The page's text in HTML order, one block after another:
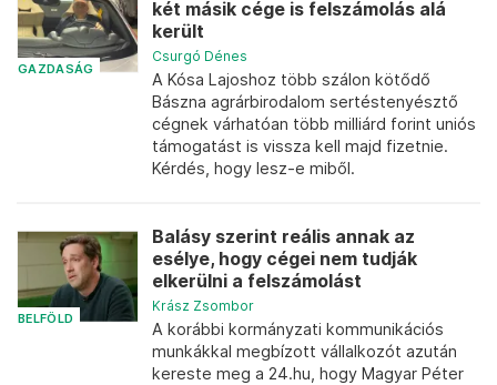
GAZDASÁG
két másik cége is felszámolás alá
került
Csurgó Dénes
A Kósa Lajoshoz több szálon kötődő
Bászna agrárbirodalom sertéstenyésztő
cégnek várhatóan több milliárd forint uniós
támogatást is vissza kell majd fizetnie.
Kérdés, hogy lesz-e miből.
BELFÖLD
Balásy szerint reális annak az
esélye, hogy cégei nem tudják
elkerülni a felszámolást
Krász Zsombor
A korábbi kormányzati kommunikációs
munkákkal megbízott vállalkozót azután
kereste meg a 24.hu, hogy Magyar Péter